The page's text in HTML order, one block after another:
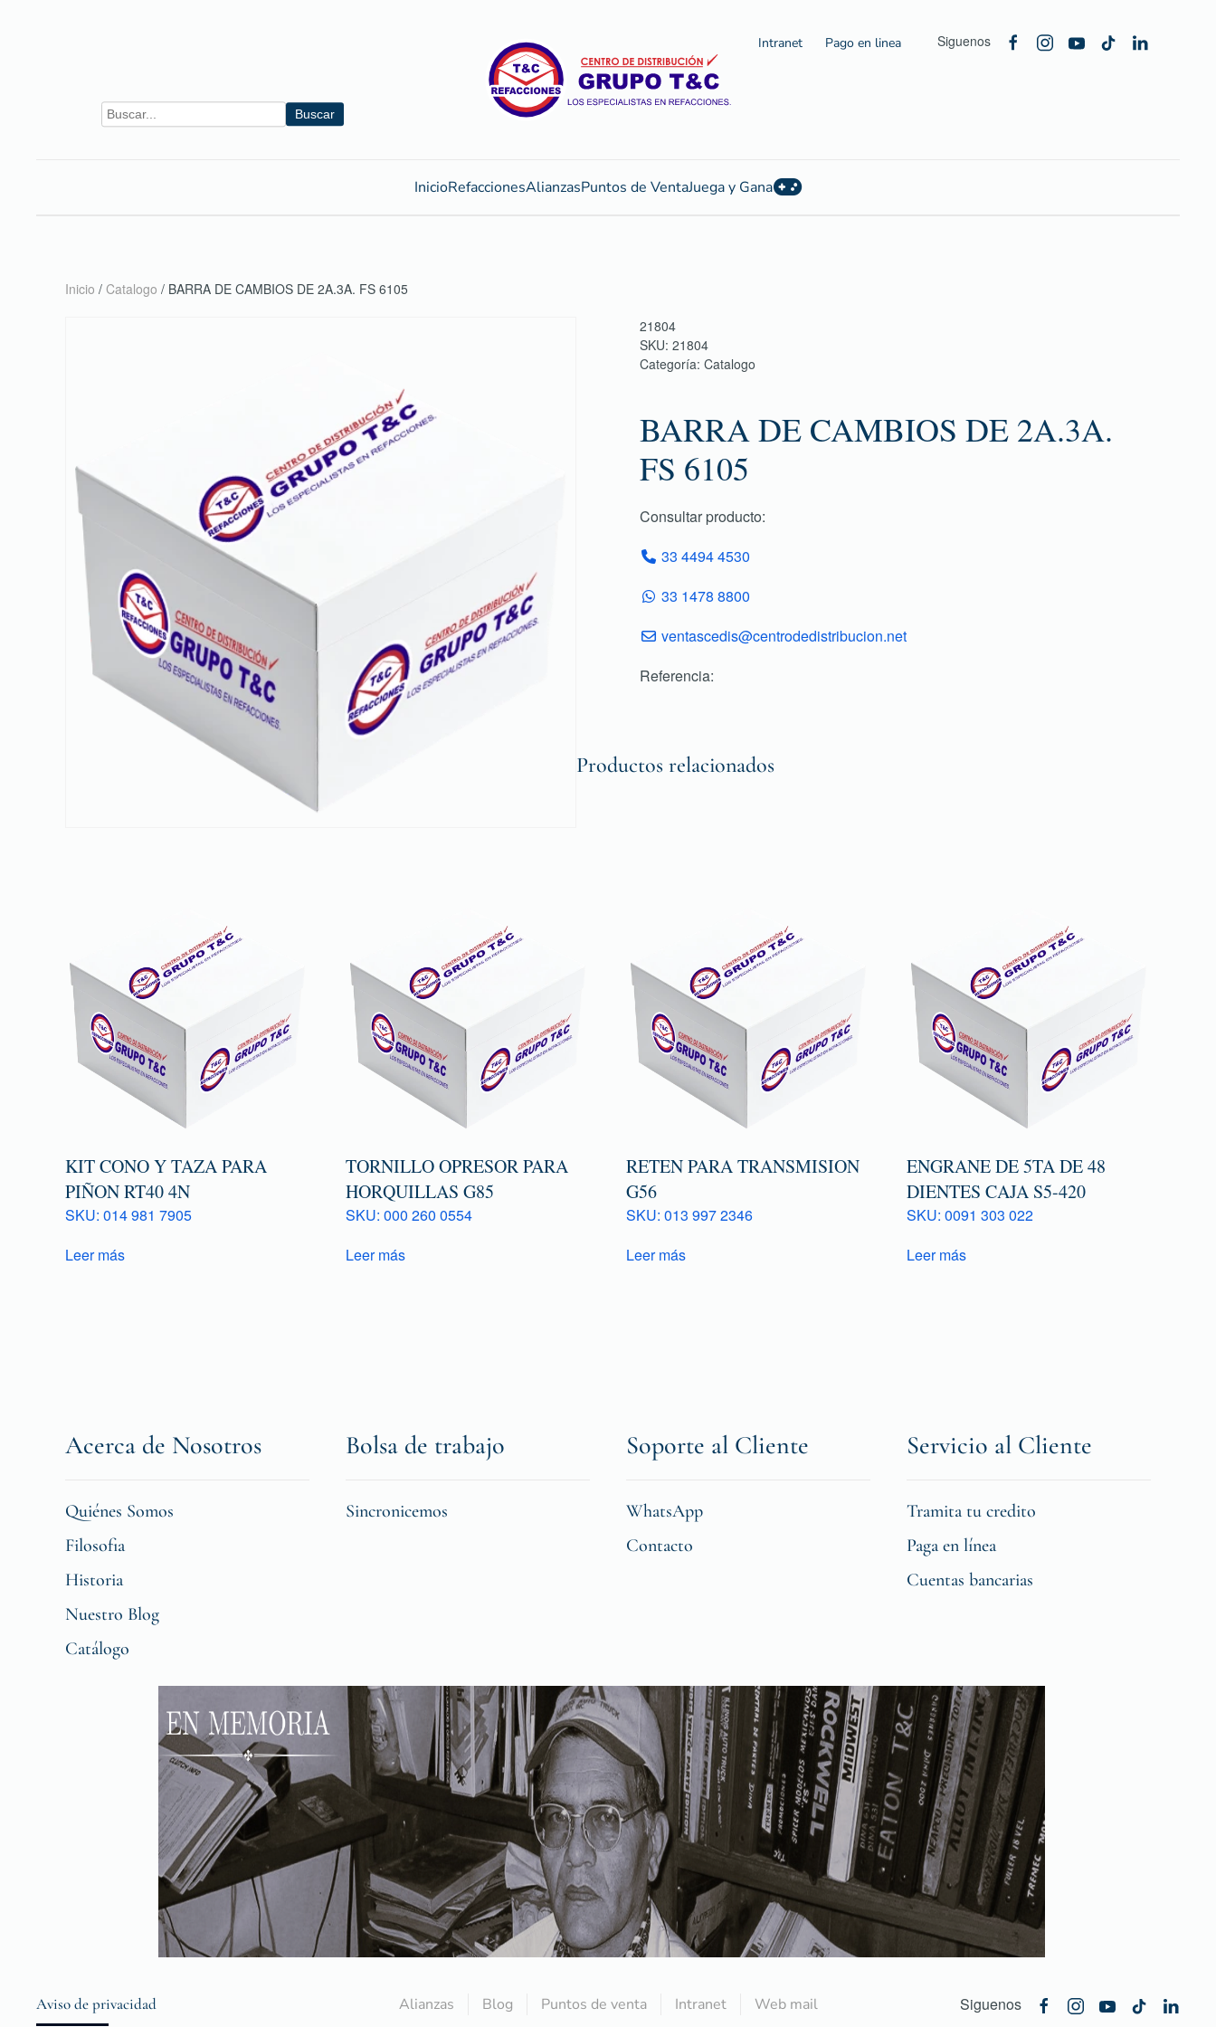
Buscar
Intranet Pago en linea Siguenos
InicioRefaccionesAlianzasPuntos de VentaJuega y Gana
Inicio / Catalogo / BARRA DE CAMBIOS DE 2A.3A. FS 6105
21804
SKU: 21804
Categoría: Catalogo
BARRA DE CAMBIOS DE 2A.3A.
FS 6105
Consultar producto:
33 4494 4530
33 1478 8800
ventascedis@centrodedistribucion.net
Referencia:
Productos relacionados
KIT CONO Y TAZA PARA
PIÑON RT40 4N
SKU: 014 981 7905
Leer más
TORNILLO OPRESOR PARA
HORQUILLAS G85
SKU: 000 260 0554
Leer más
RETEN PARA TRANSMISION
G56
SKU: 013 997 2346
Leer más
ENGRANE DE 5TA DE 48
DIENTES CAJA S5-420
SKU: 0091 303 022
Leer más
Acerca de Nosotros
Quiénes Somos
Filosofia
Historia
Nuestro Blog
Catálogo
Bolsa de trabajo
Sincronicemos
Soporte al Cliente
WhatsApp
Contacto
Servicio al Cliente
Tramita tu credito
Paga en línea
Cuentas bancarias
Aviso de privacidad Alianzas Blog Puntos de venta Intranet Web mail Siguenos